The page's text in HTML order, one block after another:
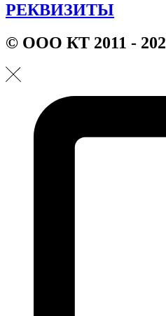
РЕКВИЗИТЫ
© ООО КТ 2011 -